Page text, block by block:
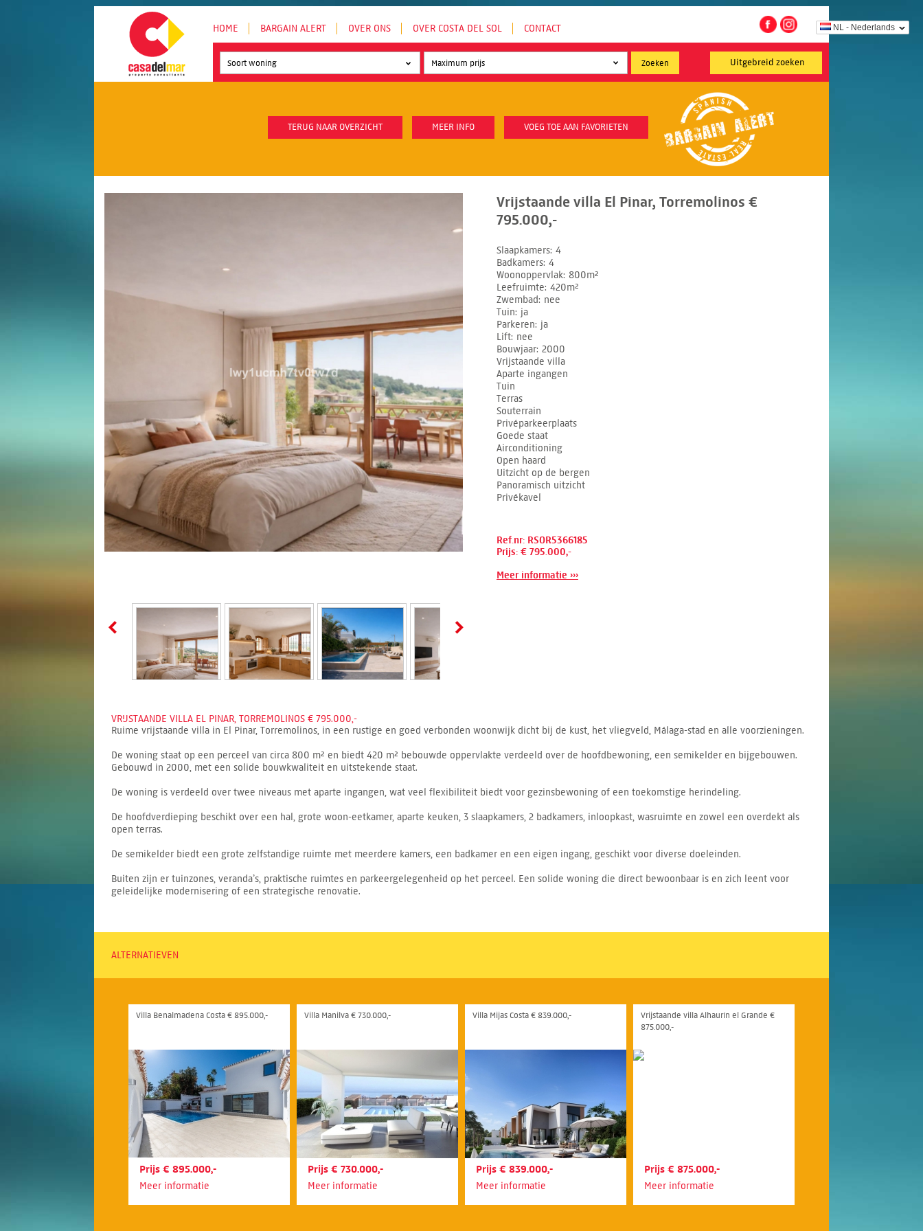
NL - Nederlands
HOME BARGAIN ALERT OVER ONS OVER COSTA DEL SOL CONTACT
Uitgebreid zoeken
Soort woning
TERUG NAAR OVERZICHT MEER INFO VOEG TOE AAN FAVORIETEN
Vrijstaande villa El Pinar, Torremolinos €
795.000,-
Slaapkamers 4
Badkamers 4
Woonoppervlak 800m²
Leefruimte 420m²
Zwembad
nee
Tuin ja
Parkeren ja
Lift nee
Bouwjaar 2000
Vrijstaande villa
Aparte ingangen
Tuin
Terras
Souterrain
Privéparkeerplaats
Goede staat
Airconditioning
Open haard
Uitzicht op de bergen
Panoramisch uitzicht
Privékavel
Ref.nr: RSOR5366185
Prijs: € 795.000,-
Meer informatie ›››
VRIJSTAANDE VILLA EL PINAR, TORREMOLINOS € 795.000,-
Ruime vrijstaande villa in El Pinar, Torremolinos, in een rustige en goed verbonden woonwijk dicht bij de kust, het vliegveld, Málaga-stad en alle voorzieningen.
De woning staat op een perceel van circa 800 m² en biedt 420 m² bebouwde oppervlakte verdeeld over de hoofdbewoning, een semikelder en bijgebouwen.
Gebouwd in 2000, met een solide bouwkwaliteit en uitstekende staat.
De woning is verdeeld over twee niveaus met aparte ingangen, wat veel flexibiliteit biedt voor gezinsbewoning of een toekomstige herindeling.
De hoofdverdieping beschikt over een hal, grote woon-eetkamer, aparte keuken, 3 slaapkamers, 2 badkamers, inloopkast, wasruimte en zowel een overdekt als
open terras.
De semikelder biedt een grote zelfstandige ruimte met meerdere kamers, een badkamer en een eigen ingang, geschikt voor diverse doeleinden.
Buiten zijn er tuinzones, veranda’s, praktische ruimtes en parkeergelegenheid op het perceel. Een solide woning die direct bewoonbaar is en zich leent voor
geleidelijke modernisering of een strategische renovatie.
ALTERNATIEVEN
Villa Benalmadena Costa € 895.000,-
Prijs € 895.000,-
Meer informatie
Villa Manilva € 730.000,-
Prijs € 730.000,-
Meer informatie
Villa Mijas Costa € 839.000,-
Prijs € 839.000,-
Meer informatie
Vrijstaande villa Alhaurín el Grande €
875.000,-
Prijs € 875.000,-
Meer informatie